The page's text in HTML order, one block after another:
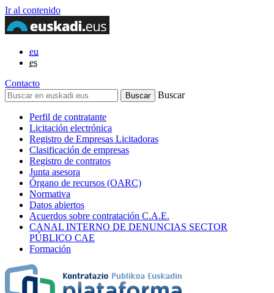
Ir al contenido
eu
es
Contacto
Buscar
Perfil de contratante
Licitación electrónica
Registro de Empresas Licitadoras
Clasificación de empresas
Registro de contratos
Junta asesora
Órgano de recursos (OARC)
Normativa
Datos abiertos
Acuerdos sobre contratación C.A.E.
CANAL INTERNO DE DENUNCIAS SECTOR
PÚBLICO CAE
Formación